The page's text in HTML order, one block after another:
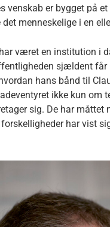
venskab er bygget på
menneskelige i en
været en institution i
sjældent
hans bånd til
ikke kun om
sig. De har måttet
forskelligheder har vist